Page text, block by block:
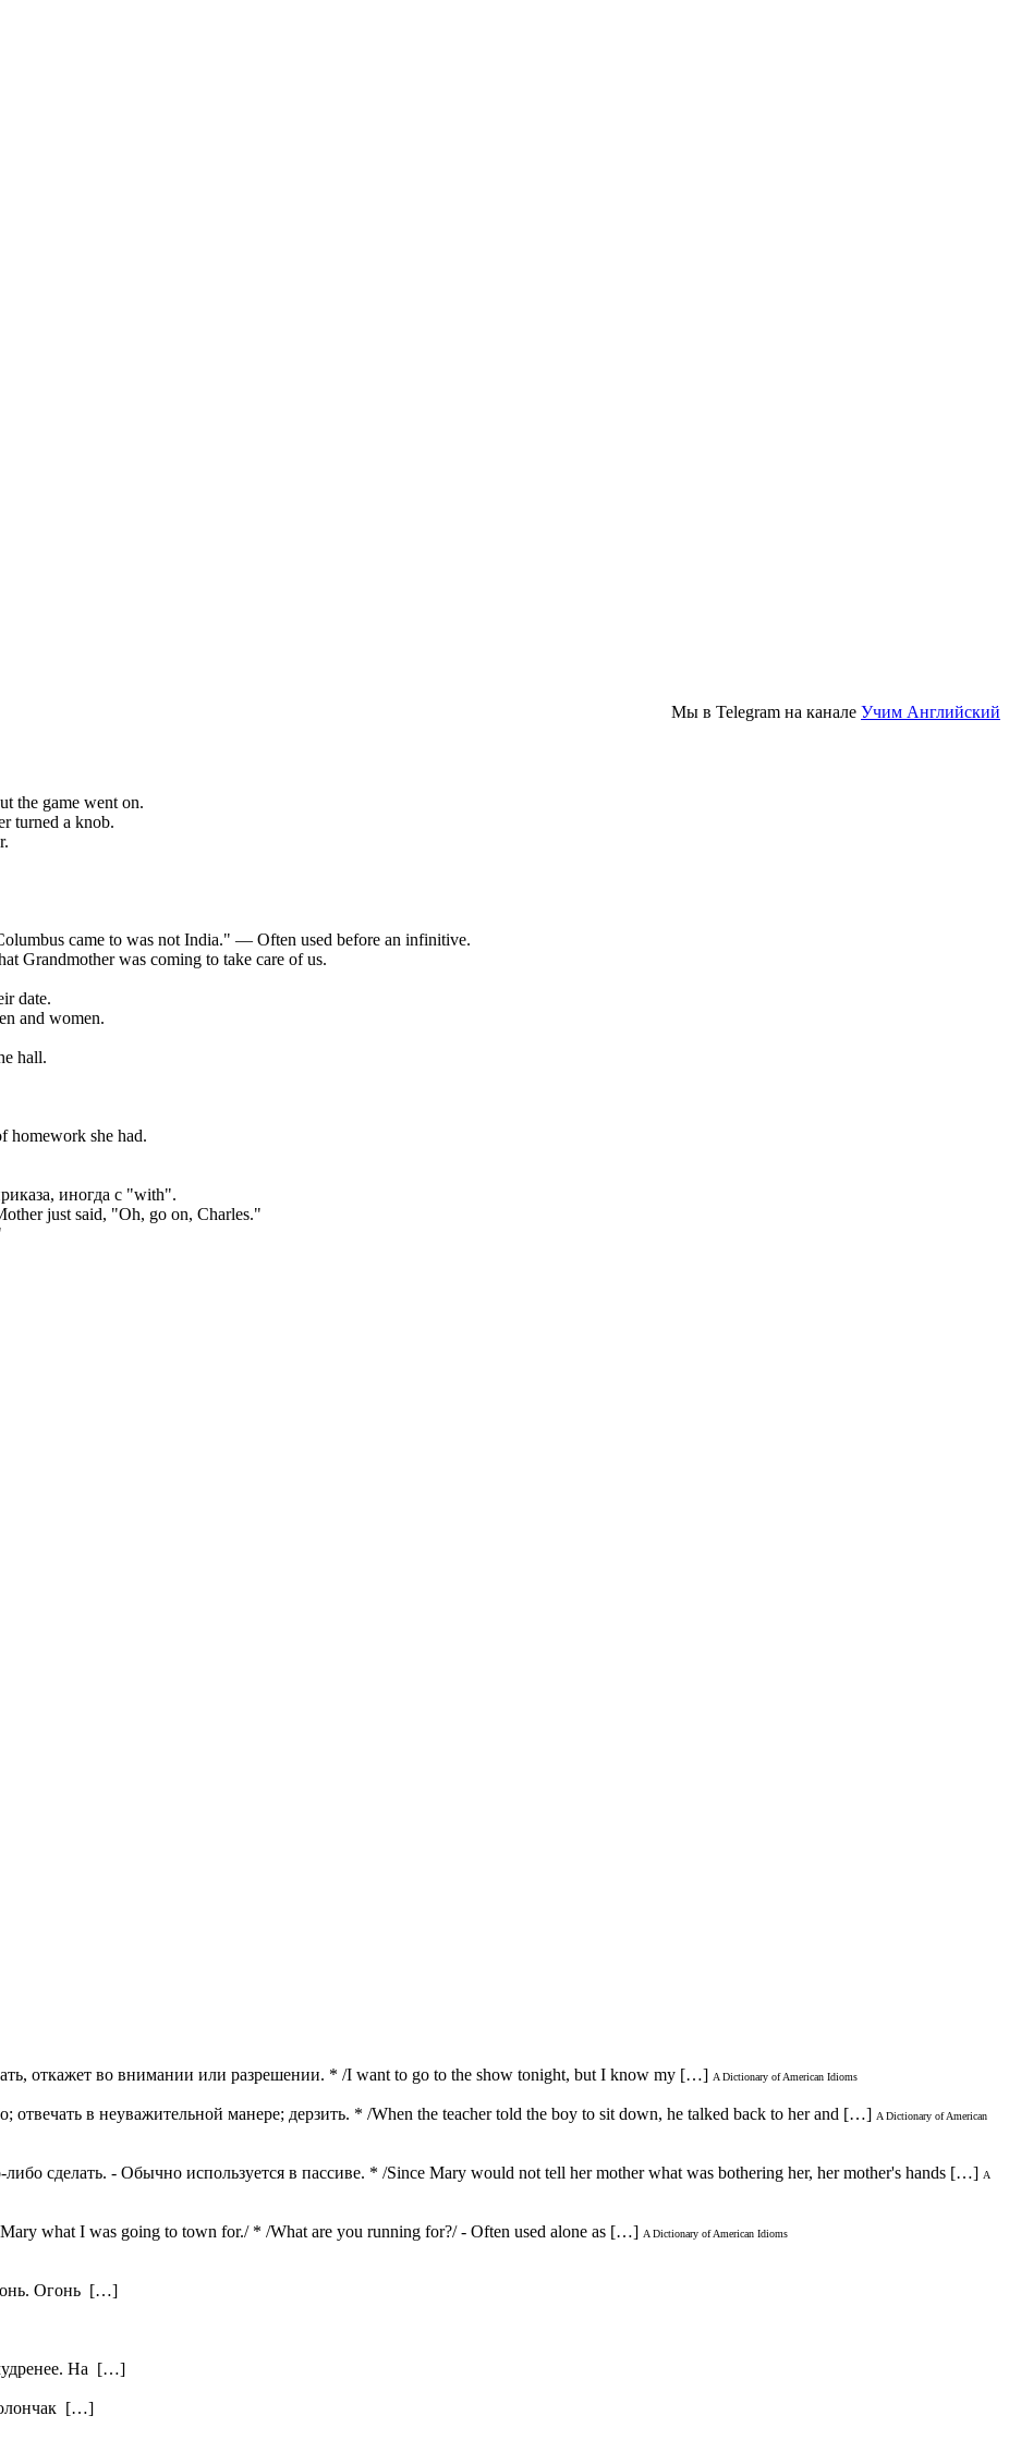
Мы в Telegram на канале Учим Английский
the game went on.
turned a knob.
came to was not India." — Often used before an infinitive.
Grandmother was coming to take care of us.
date.
and women.
hall.
homework she had.
иногда с "with".
just said, "Oh, go on, Charles."
откажет во внимании или разрешении. * /I want to go to the show tonight, but I know my […] A Dictionary of American Idioms
в неуважительной манере; дерзить. * /When the teacher told the boy to sit down, he talked back to her and […] A Dictionary of American
сделать. - Обычно используется в пассиве. * /Since Mary would not tell her mother what was bothering her, her mother's hands […] A
what I was going to town for./ * /What are you running for?/ - Often used alone as […] A Dictionary of American Idioms
Огонь […]
На […]
[…]